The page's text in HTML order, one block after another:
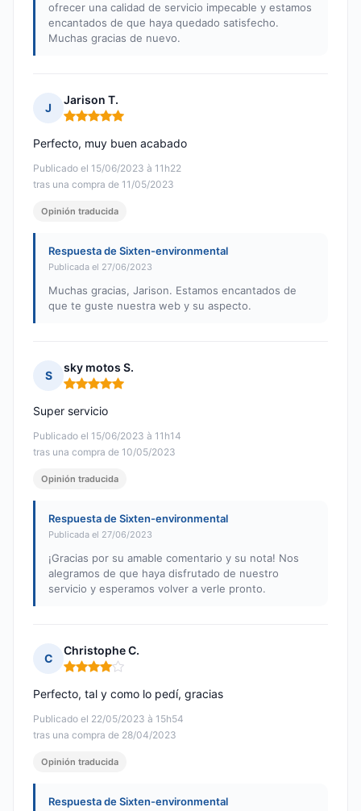
ofrecer una calidad de servicio impecable y estamos
encantados de que haya quedado satisfecho.
Muchas gracias de nuevo.
J
Jarison T.
Nota: 5 de 5
Publicado el 15/06/2023 à 11h22
tras una compra de 11/05/2023
Perfecto, muy buen acabado
Opinión traducida
Respuesta de Sixten-environmental
Publicada el 27/06/2023
Muchas gracias, Jarison. Estamos encantados de
que te guste nuestra web y su aspecto.
S
sky motos S.
Nota: 5 de 5
Publicado el 15/06/2023 à 11h14
tras una compra de 10/05/2023
Super servicio
Opinión traducida
Respuesta de Sixten-environmental
Publicada el 27/06/2023
¡Gracias por su amable comentario y su nota! Nos
alegramos de que haya disfrutado de nuestro
servicio y esperamos volver a verle pronto.
C
Christophe C.
Nota: 4 de 5
Publicado el 22/05/2023 à 15h54
tras una compra de 28/04/2023
Perfecto, tal y como lo pedí, gracias
Opinión traducida
Respuesta de Sixten-environmental